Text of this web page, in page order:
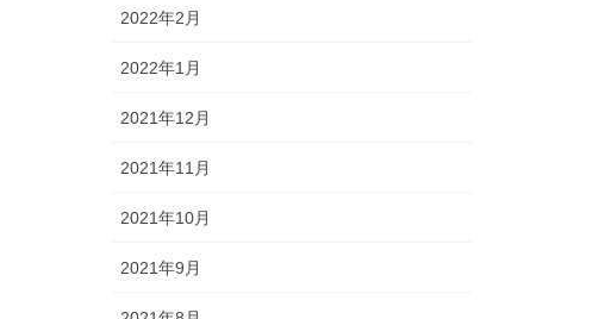
2022年2月
2022年1月
2021年12月
2021年11月
2021年10月
2021年9月